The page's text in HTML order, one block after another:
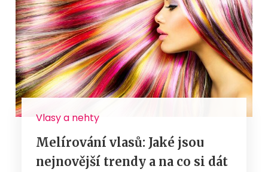
Vlasy a nehty
Melírování vlasů: Jaké jsou
nejnovější trendy a na co si dát